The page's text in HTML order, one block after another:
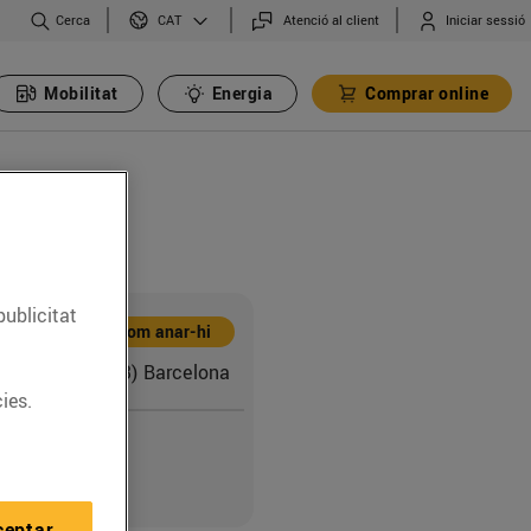
Cerca CAT Atenció al client Iniciar sessió
Mobilitat Energia Comprar online
Com anar-hi
adreca (08013) Barcelona